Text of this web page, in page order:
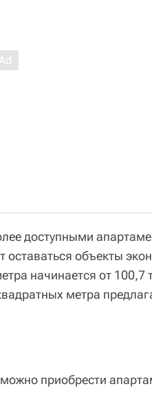
доступными
объекты
начинается от 100,7
метра
приобрести